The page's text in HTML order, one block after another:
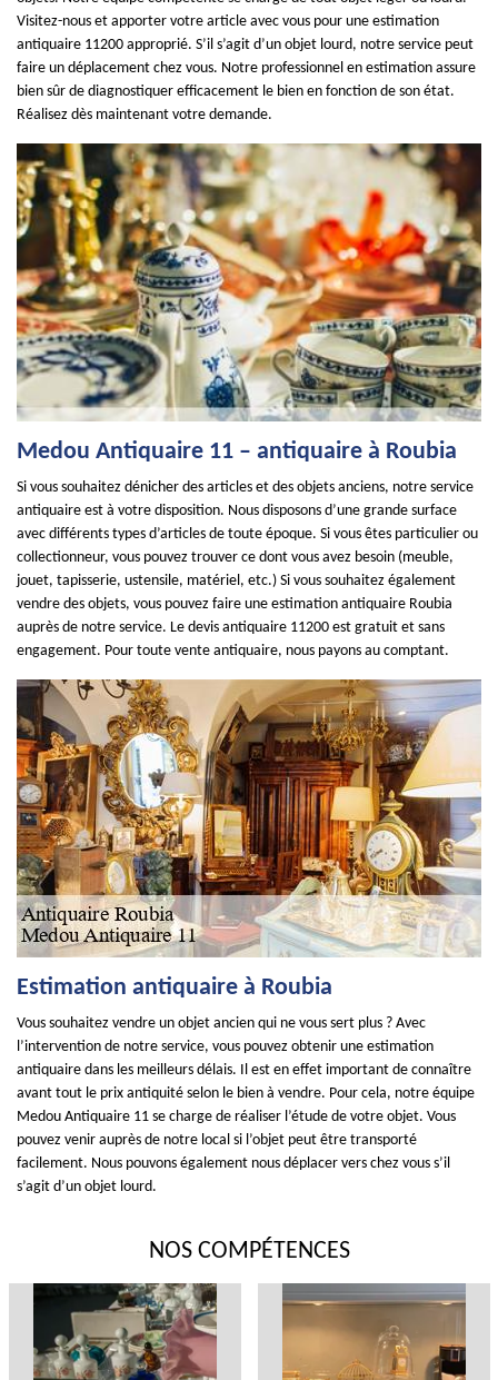
Visitez-nous et apporter votre article avec vous pour une estimation
antiquaire 11200 approprié. S’il s’agit d’un objet lourd, notre service peut
faire un déplacement chez vous. Notre professionnel en estimation assure
bien sûr de diagnostiquer efficacement le bien en fonction de son état.
Réalisez dès maintenant votre demande.
Medou Antiquaire 11 – antiquaire à Roubia
Si vous souhaitez dénicher des articles et des objets anciens, notre service
antiquaire est à votre disposition. Nous disposons d’une grande surface
avec différents types d’articles de toute époque. Si vous êtes particulier ou
collectionneur, vous pouvez trouver ce dont vous avez besoin (meuble,
jouet, tapisserie, ustensile, matériel, etc.) Si vous souhaitez également
vendre des objets, vous pouvez faire une estimation antiquaire Roubia
auprès de notre service. Le devis antiquaire 11200 est gratuit et sans
engagement. Pour toute vente antiquaire, nous payons au comptant.
Estimation antiquaire à Roubia
Vous souhaitez vendre un objet ancien qui ne vous sert plus ? Avec
l’intervention de notre service, vous pouvez obtenir une estimation
antiquaire dans les meilleurs délais. Il est en effet important de connaître
avant tout le prix antiquité selon le bien à vendre. Pour cela, notre équipe
Medou Antiquaire 11 se charge de réaliser l’étude de votre objet. Vous
pouvez venir auprès de notre local si l’objet peut être transporté
facilement. Nous pouvons également nous déplacer vers chez vous s’il
s’agit d’un objet lourd.
NOS COMPÉTENCES